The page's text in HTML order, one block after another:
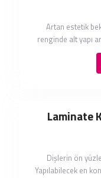
Artan estetik
renginde alt yapı
Laminate
Dişlerin ön
Yapılabilecek en